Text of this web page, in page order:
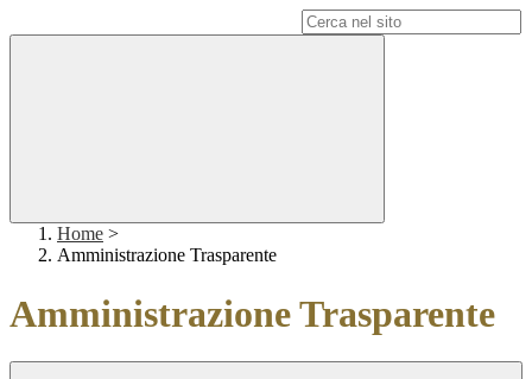
Home >
Amministrazione Trasparente
Amministrazione Trasparente